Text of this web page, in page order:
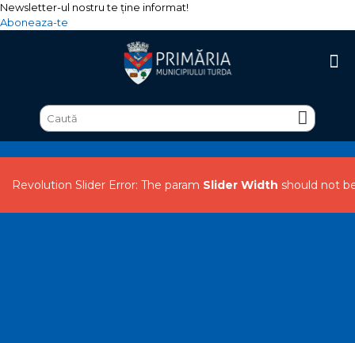
Newsletter-ul nostru te ține informat!
Aboneaza-te
Revolution Slider Error: The param Slider Width should not